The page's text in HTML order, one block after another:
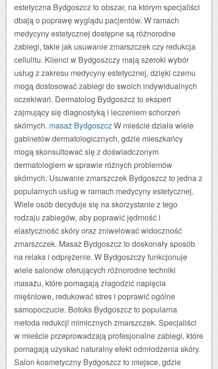
estetyczna Bydgoszcz to obszar, na którym specjaliści
dbają o poprawę wyglądu pacjentów. W ramach
medycyny estetycznej dostępne są różnorodne
zabiegi, takie jak usuwanie zmarszczek czy redukcja
cellulitu. Klienci w Bydgoszczy mają szeroki wybór
usług z zakresu medycyny estetycznej, dzięki czemu
mogą dostosować zabiegi do swoich indywidualnych
oczekiwań. Dermatolog Bydgoszcz to ekspert
zajmujący się diagnostyką i leczeniem schorzeń
skórnych. masaż BydgoszczW mieście działa wiele
gabinetów dermatologicznych, gdzie mieszkańcy
mogą skonsultować się z doświadczonym
dermatologiem w sprawie różnych problemów
skórnych. Usuwanie zmarszczek Bydgoszcz to jedna z
popularnych usług w ramach medycyny estetycznej.
Wiele osób decyduje się na skorzystanie z tego
rodzaju zabiegów, aby poprawić jędrność i
elastyczność skóry oraz zniwelować widoczność
zmarszczek. Masaż Bydgoszcz to doskonały sposób
na relaks i odprężenie. W Bydgoszczy funkcjonuje
wiele salonów oferujących różnorodne techniki
masażu, które pomagają złagodzić napięcia
mięśniowe, redukować stres i poprawić ogólne
samopoczucie. Botoks Bydgoszcz to popularna
metoda redukcji mimicznych zmarszczek. Specjaliści
w mieście przeprowadzają profesjonalne zabiegi, które
pomagają uzyskać naturalny efekt odmłodzenia skóry.
Salon kosmetyczny Bydgoszcz to miejsce, gdzie